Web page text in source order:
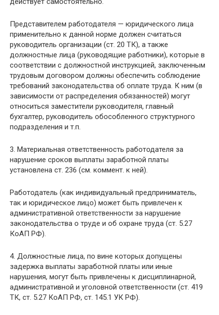
Представителем работодателя — юридического лица
применительно к данной норме должен считаться
руководитель организации (ст. 20 ТК), а также
должностные лица (руководящие работники), которые в
соответствии с должностной инструкцией, заключенным
трудовым договором должны обеспечить соблюдение
требований законодательства об оплате труда. К ним (в
зависимости от распределения обязанностей) могут
относиться заместители руководителя, главный
бухгалтер, руководитель обособленного структурного
подразделения и т.п.
3. Материальная ответственность работодателя за
нарушение сроков выплаты заработной платы
установлена ст. 236 (см. коммент. к ней).
Работодатель (как индивидуальный предприниматель,
так и юридическое лицо) может быть привлечен к
административной ответственности за нарушение
законодательства о труде и об охране труда (ст. 5.27
КоАП РФ).
4. Должностные лица, по вине которых допущены
задержка выплаты заработной платы или иные
нарушения, могут быть привлечены к дисциплинарной,
административной и уголовной ответственности (ст. 419
ТК, ст. 5.27 КоАП РФ, ст. 145.1 УК РФ).